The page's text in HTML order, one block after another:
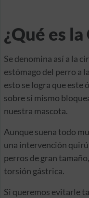
¿Qué es
Se denomina así a la
estómago del perro a
esto se logra que este
sobre sí mismo
nuestra mascota.
Aunque suena todo
una intervención
perros de gran
torsión gástrica.
Si queremos evitarle